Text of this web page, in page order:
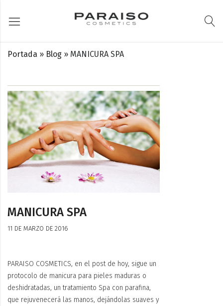
Portada » Blog » MANICURA SPA
MANICURA SPA
11 DE MARZO DE 2016
PARAISO COSMETICS, en el post de hoy, sigue un
protocolo de manicura para pieles maduras o
deshidratadas, un tratamiento Spa con parafina,
que rejuvenecerá las manos, dejándolas suaves y